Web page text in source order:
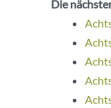
Die